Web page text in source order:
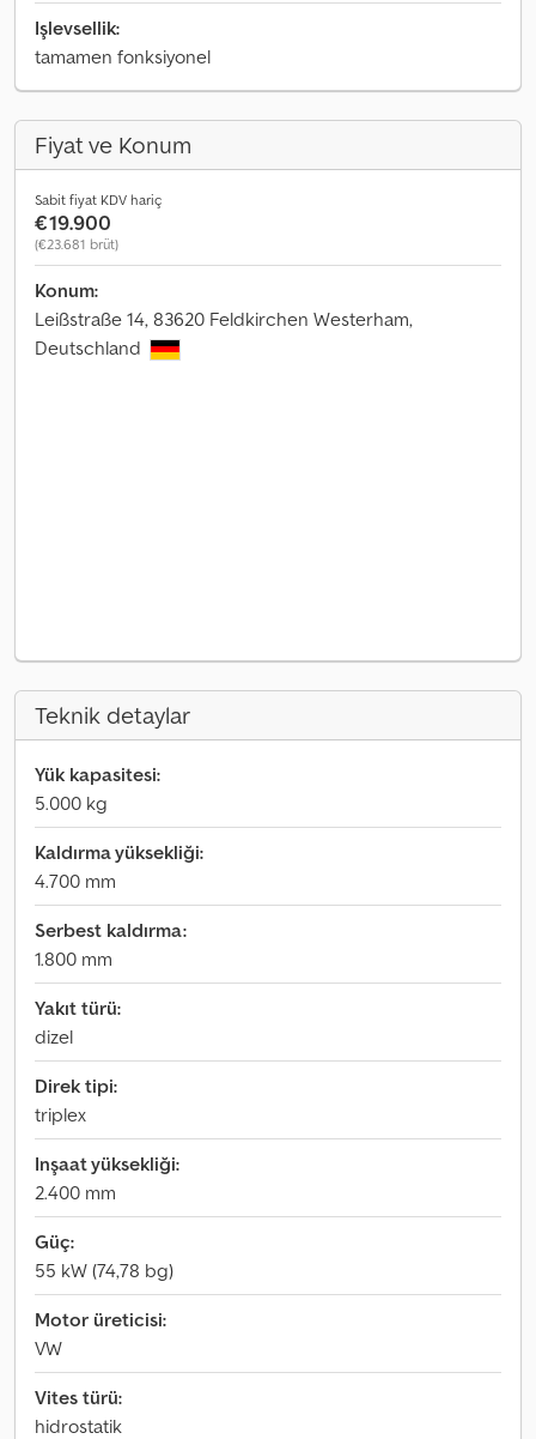
Işlevsellik:
tamamen fonksiyonel
Fiyat ve Konum
Sabit fiyat KDV hariç
€19.900
(€23.681 brüt)
Konum:
Leißstraße 14, 83620 Feldkirchen Westerham,
Deutschland
Teknik detaylar
Yük kapasitesi:
5.000 kg
Kaldırma yüksekliği:
4.700 mm
Serbest kaldırma:
1.800 mm
Yakıt türü:
dizel
Direk tipi:
triplex
Inşaat yüksekliği:
2.400 mm
Güç:
55 kW (74,78 bg)
Motor üreticisi:
VW
Vites türü:
hidrostatik